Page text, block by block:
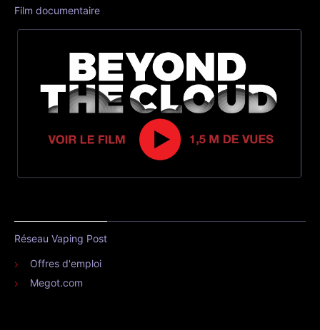
Film documentaire
Réseau Vaping Post
Offres d'emploi
Megot.com